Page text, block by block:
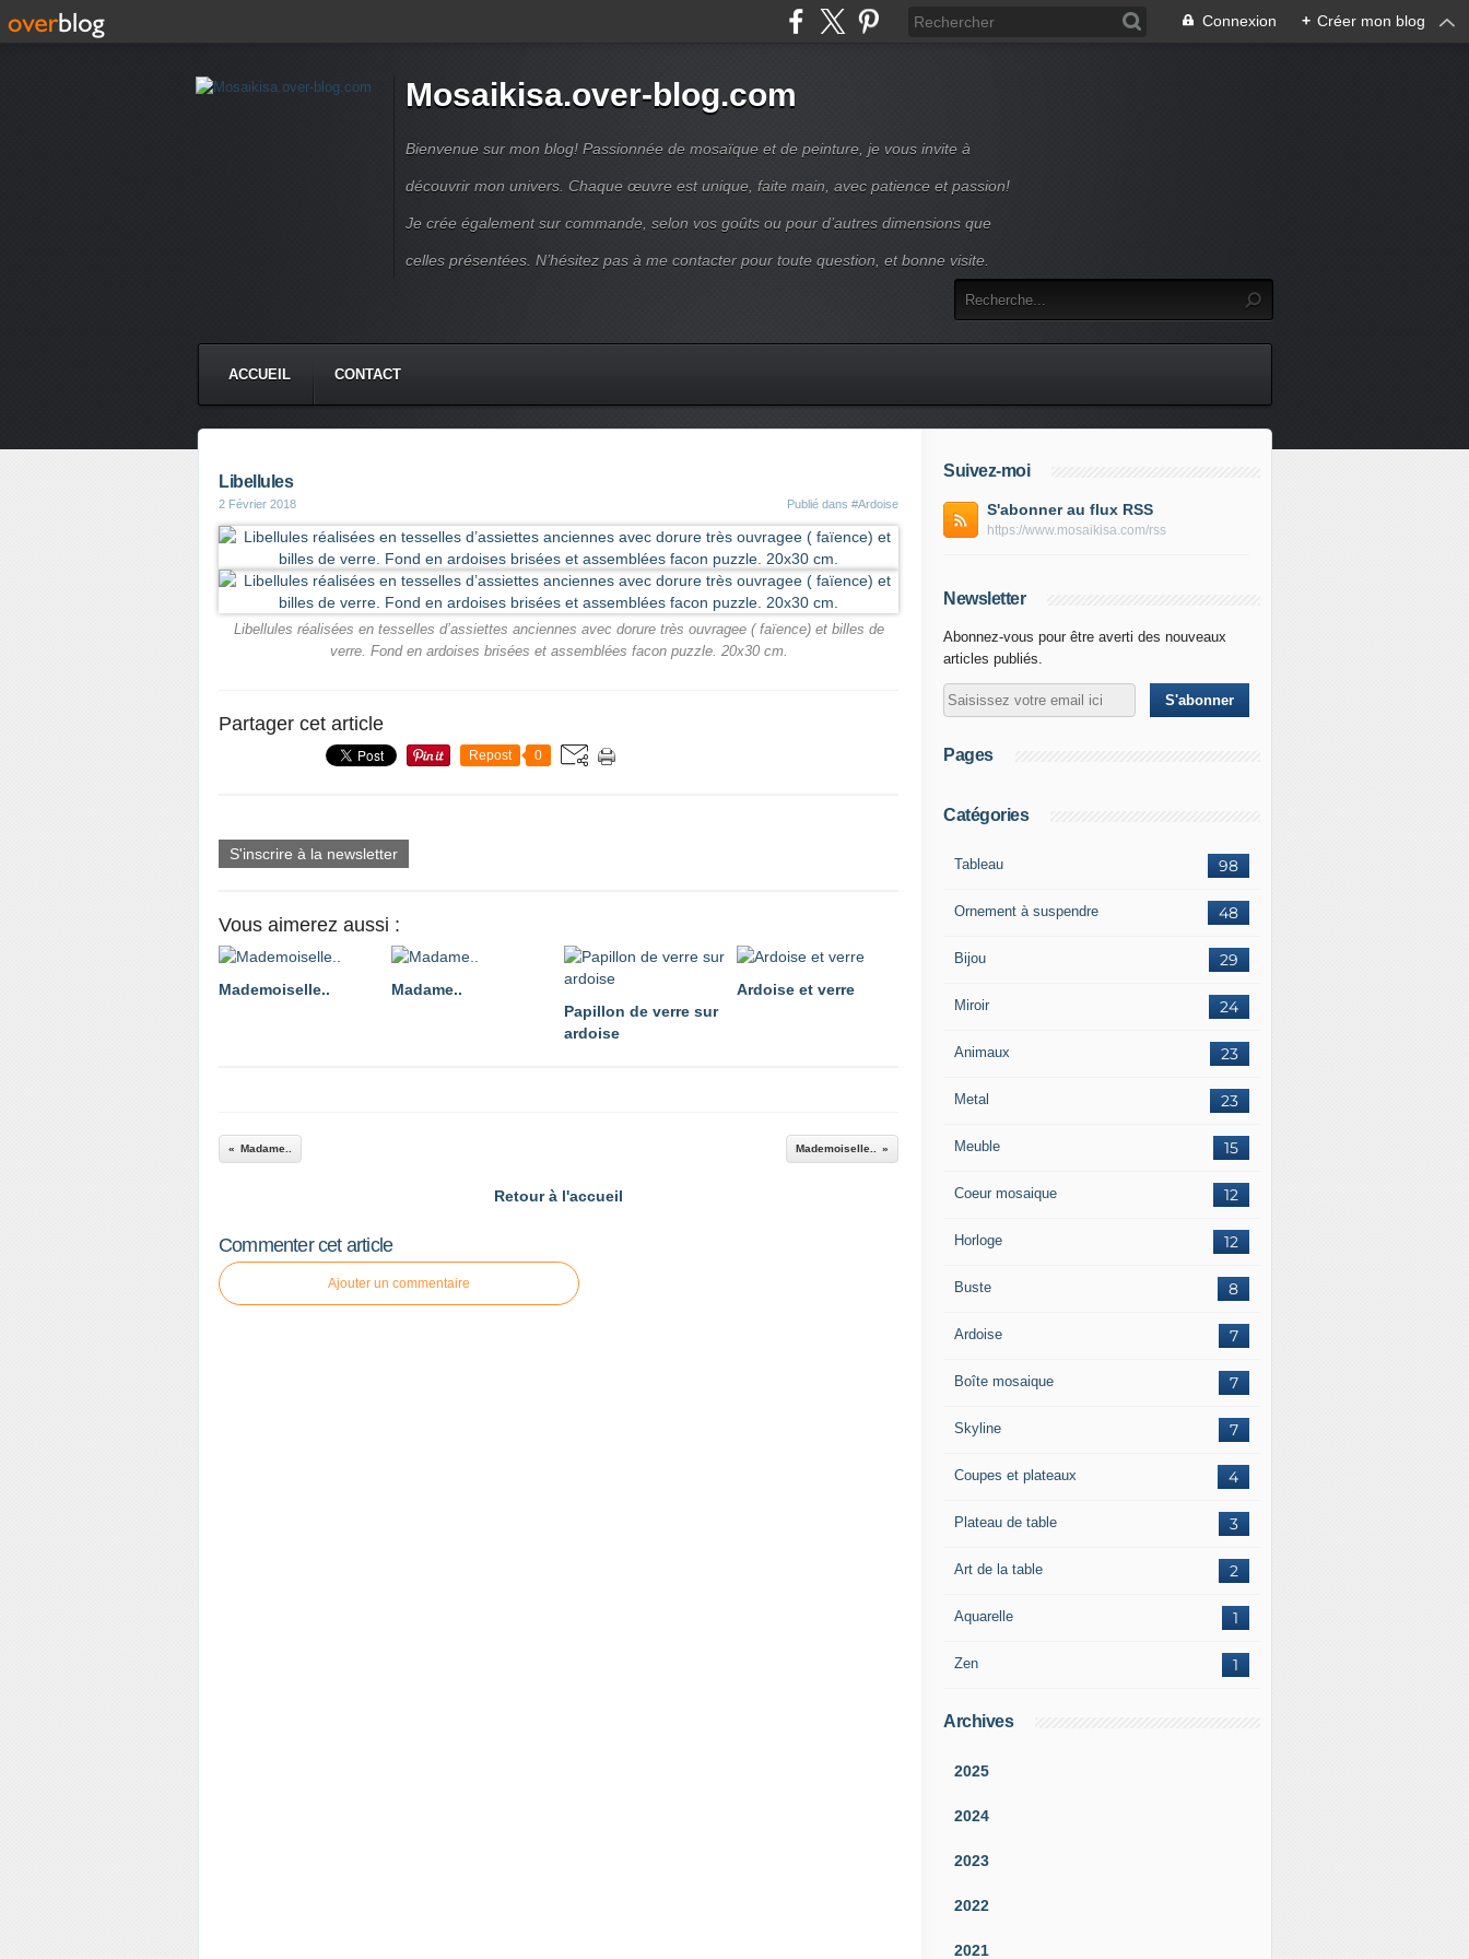
Connexion + Créer mon blog
Mosaikisa.over-blog.com
Bienvenue sur mon blog! Passionnée de mosaïque et de peinture, je vous invite à
découvrir mon univers. Chaque œuvre est unique, faite main, avec patience et passion!
Je crée également sur commande, selon vos goûts ou pour d’autres dimensions que
celles présentées. N’hésitez pas à me contacter pour toute question, et bonne visite.
ACCUEIL CONTACT
Libellules
2 Février 2018 Publié dans #Ardoise
Libellules réalisées en tesselles d’assiettes anciennes avec dorure très ouvragee ( faïence) et billes de
verre. Fond en ardoises brisées et assemblées facon puzzle. 20x30 cm.
Partager cet article
Repost 0
S'inscrire à la newsletter
Vous aimerez aussi :
Mademoiselle..
Madame..
Papillon de verre sur
ardoise
Ardoise et verre
Madame.. Mademoiselle..
Retour à l'accueil
Commenter cet article
Ajouter un commentaire
Suivez-moi
S'abonner au flux RSS
https://www.mosaikisa.com/rss
Newsletter
Abonnez-vous pour être averti des nouveaux
articles publiés.
Pages
Catégories
98
Tableau
48
Ornement à suspendre
29
Bijou
24
Miroir
23
Animaux
23
Metal
15
Meuble
12
Coeur mosaique
12
Horloge
8
Buste
7
Ardoise
7
Boîte mosaique
7
Skyline
4
Coupes et plateaux
3
Plateau de table
2
Art de la table
1
Aquarelle
1
Zen
Archives
2025
2024
2023
2022
2021